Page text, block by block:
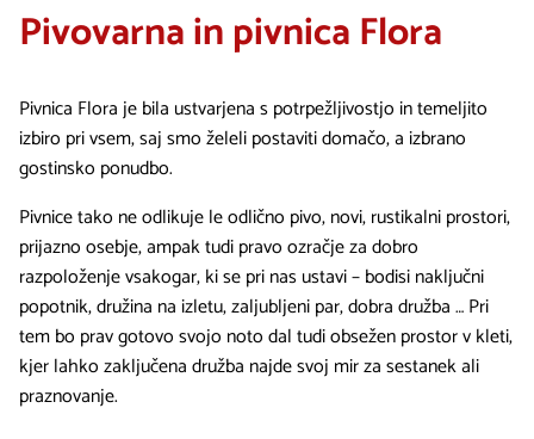
Pivovarna in pivnica Flora
Pivnica Flora je bila ustvarjena s potrpežljivostjo in temeljito
izbiro pri vsem, saj smo želeli postaviti domačo, a izbrano
gostinsko ponudbo.
Pivnice tako ne odlikuje le odlično pivo, novi, rustikalni prostori,
prijazno osebje, ampak tudi pravo ozračje za dobro
razpoloženje vsakogar, ki se pri nas ustavi – bodisi naključni
popotnik, družina na izletu, zaljubljeni par, dobra družba … Pri
tem bo prav gotovo svojo noto dal tudi obsežen prostor v kleti,
kjer lahko zaključena družba najde svoj mir za sestanek ali
praznovanje.